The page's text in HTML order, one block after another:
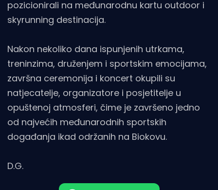
pozicionirali na međunarodnu kartu outdoor i
skyrunning destinacija.
Nakon nekoliko dana ispunjenih utrkama,
treninzima, druženjem i sportskim emocijama,
završna ceremonija i koncert okupili su
natjecatelje, organizatore i posjetitelje u
opuštenoj atmosferi, čime je završeno jedno
od najvećih međunarodnih sportskih
događanja ikad održanih na Biokovu.
D.G.